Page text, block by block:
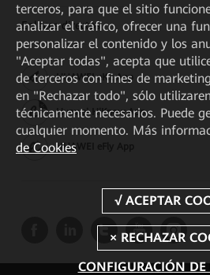
Enlaces directos
HUAWEI eKit App
Huawei HiKnow App
HUAWEI eFly App
terceros, para que el sitio
analizar el tráfico, ofrecer una
personalizar el contenido y los
"Aceptar todas", acepta que
de terceros con fines de
en "Rechazar todo", sólo
técnicamente necesarios. Puede
cualquier momento. Más
de Cookies
CONFIGURACIÓN DE